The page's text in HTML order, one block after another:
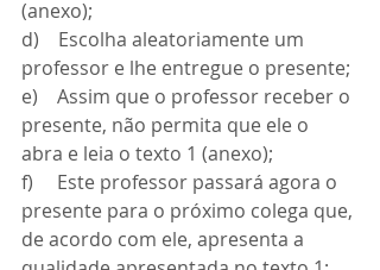
(anexo);
d)    Escolha aleatoriamente um
professor e lhe entregue o presente;
e)    Assim que o professor receber o
presente, não permita que ele o
abra e leia o texto 1 (anexo);
f)     Este professor passará agora o
presente para o próximo colega que,
de acordo com ele, apresenta a